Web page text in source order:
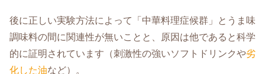
後に正しい実験方法によって「中華料理症候群」とうま味
調味料の間に関連性が無いことと、原因は他であると科学
的に証明されています（刺激性の強いソフトドリンクや劣
化した油など）。